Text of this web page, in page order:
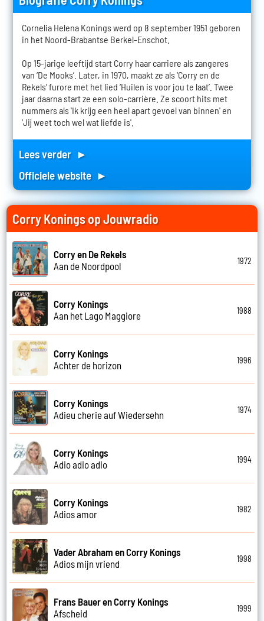
Cornelia Helena Konings werd op 8 september 1951 geboren
in het Noord-Brabantse Berkel-Enschot.
Op 15-jarige leeftijd start Corry haar carriere als zangeres
van ‘De Mooks’. Later, in 1970, maakt ze als ‘Corry en de
Rekels’ furore met het lied ‘Huilen is voor jou te laat’. Twee
jaar daarna start ze een solo-carrière. Ze scoort hits met
nummers als 'Ik krijg een heel apart gevoel van binnen' en
'Jij weet toch wel wat liefde is'.
Lees verder ►
Officiele website ►
Corry Konings op Jouwradio
Corry en De Rekels
Aan de Noordpool
1972
Corry Konings
Aan het Lago Maggiore
1988
Corry Konings
Achter de horizon
1996
Corry Konings
Adieu cherie auf Wiedersehn
1974
Corry Konings
Adio adio adio
1994
Corry Konings
Adios amor
1982
Vader Abraham en Corry Konings
Adios mijn vriend
1998
Frans Bauer en Corry Konings
Afscheid
1999